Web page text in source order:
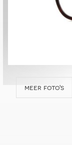
meer foto's